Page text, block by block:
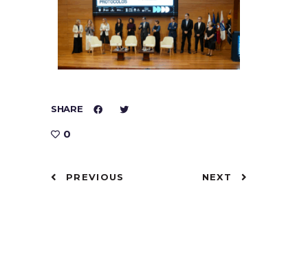
SHARE
0
PREVIOUS NEXT